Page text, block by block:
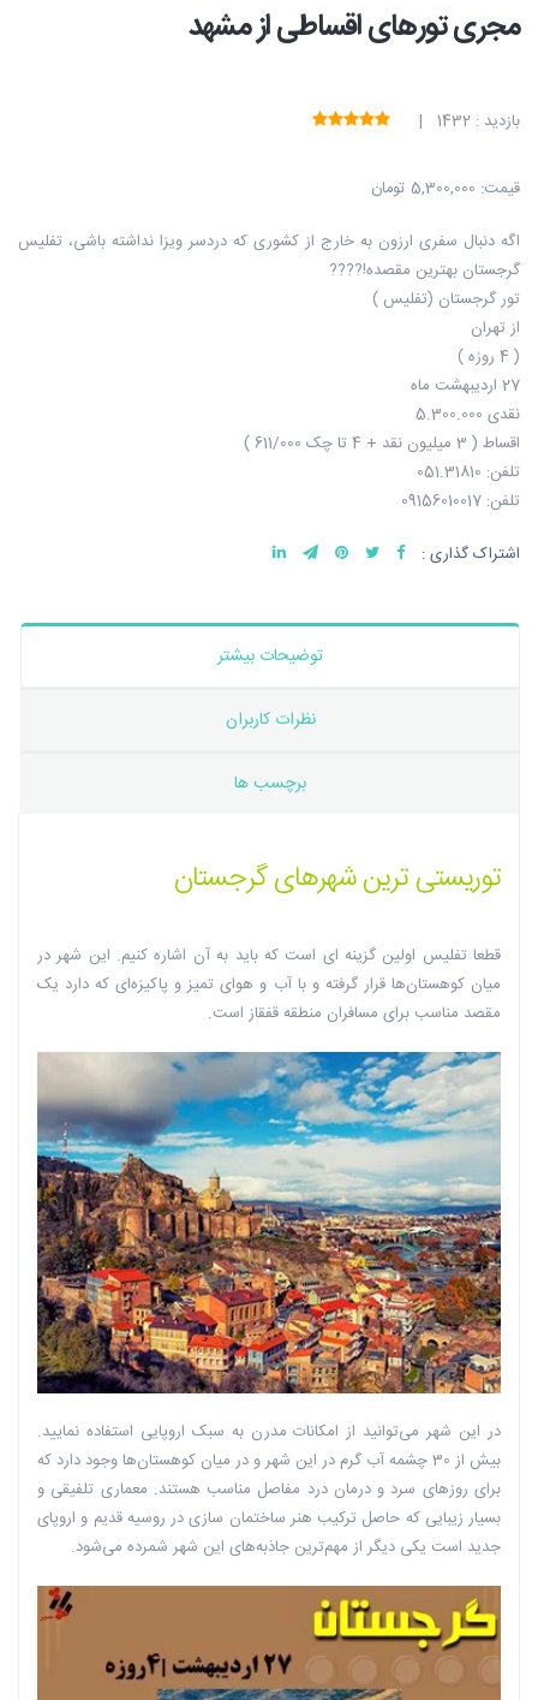
مجری تورهای اقساطی از مشهد
بازدید : 1432 |
قیمت: 5,300,000 تومان
اگه دنبال سفری ارزون به خارج از کشوری که دردسر ویزا نداشته باشی، تفلیس
گرجستان بهترین مقصده!????
تور گرجستان (تفلیس )
از تهران
( 4 روزه )
27 اردیبهشت ماه
نقدی 5.300.000
اقساط ( 3 میلیون نقد + 4 تا چک 611/000 )
تلفن: 051.31810
تلفن: 09156010017
اشتراک گذاری :
توضیحات بیشتر
نظرات کاربران
برچسب ها
توریستی ترین شهرهای گرجستان
قطعا تفلیس اولین گزینه ای است که باید به آن اشاره کنیم. این شهر در
میان کوهستان‌ها قرار گرفته و با آب و هوای تمیز و پاکیزه‌ای که دارد یک
مقصد مناسب برای مسافران منطقه قفقاز است.
در این شهر می‌توانید از امکانات مدرن به سبک اروپایی استفاده نمایید.
بیش از 30 چشمه آب گرم در این شهر و در میان کوهستان‌ها وجود دارد که
برای روزهای سرد و درمان درد مفاصل مناسب هستند. معماری تلفیقی و
بسیار زیبایی که حاصل ترکیب هنر ساختمان سازی در روسیه قدیم و اروپای
جدید است یکی دیگر از مهم‌ترین جاذبه‌های این شهر شمرده می‌شود.